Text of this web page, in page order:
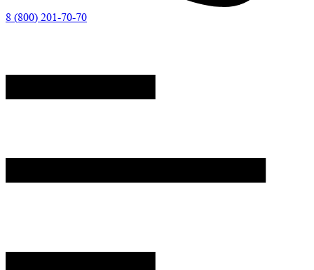
8 (800) 201-70-70